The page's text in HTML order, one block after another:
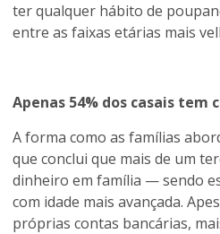
ter qualquer hábito de
entre as faixas etárias mais
Apenas 54% dos casais
A forma como as famílias
que conclui que mais de um
dinheiro em família — sendo
com idade mais avançada.
próprias contas bancárias,